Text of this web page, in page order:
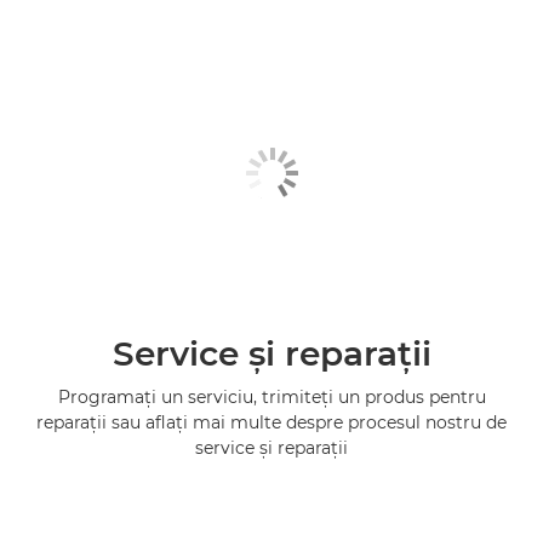
Service şi reparaţii
Programaţi un serviciu, trimiteţi un produs pentru
reparaţii sau aflaţi mai multe despre procesul nostru de
service şi reparaţii